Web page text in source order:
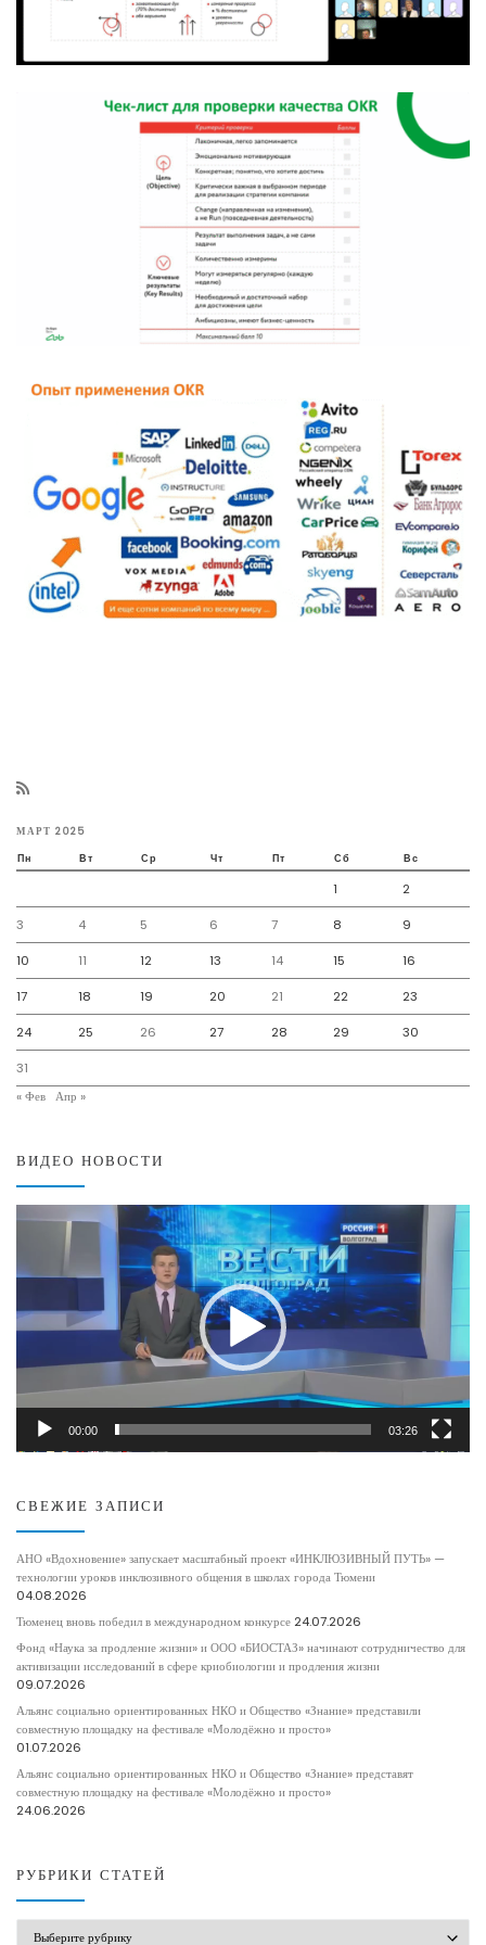
МАРТ 2025
Пн Вт Ср Чт Пт Сб Вс
1 2
3 4 5 6 7 8 9
10 11 12 13 14 15 16
17 18 19 20 21 22 23
24 25 26 27 28 29 30
31
« Фев Апр »
ВИДЕО НОВОСТИ
00:00 03:26
СВЕЖИЕ ЗАПИСИ
АНО «Вдохновение» запускает масштабный проект «ИНКЛЮЗИВНЫЙ ПУТЬ» —
технологии уроков инклюзивного общения в школах города Тюмени
04.08.2026
Тюменец вновь победил в международном конкурсе 24.07.2026
Фонд «Наука за продление жизни» и ООО «БИОСТАЗ» начинают сотрудничество для
активизации исследований в сфере криобиологии и продления жизни
09.07.2026
Альянс социально ориентированных НКО и Общество «Знание» представили
совместную площадку на фестивале «Молодёжно и просто»
01.07.2026
Альянс социально ориентированных НКО и Общество «Знание» представят
совместную площадку на фестивале «Молодёжно и просто»
24.06.2026
РУБРИКИ СТАТЕЙ